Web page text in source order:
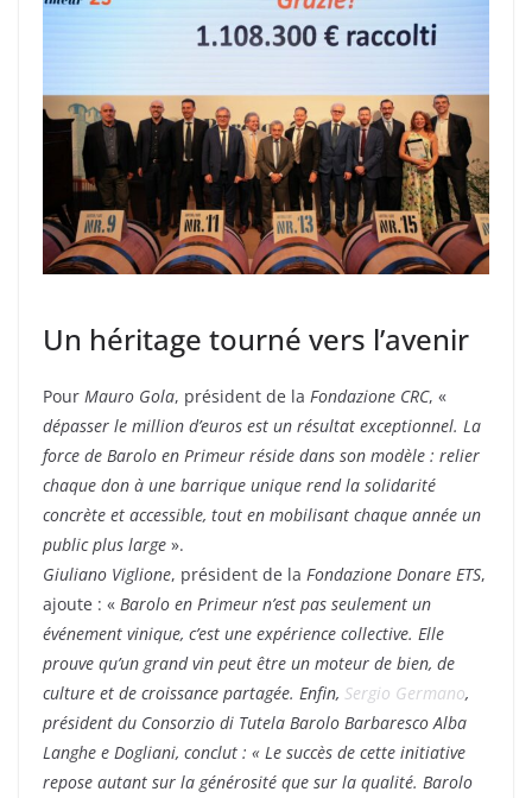
Un héritage tourné vers l’avenir
Pour Mauro Gola, président de la Fondazione CRC, «
dépasser le million d’euros est un résultat exceptionnel. La
force de Barolo en Primeur réside dans son modèle : relier
chaque don à une barrique unique rend la solidarité
concrète et accessible, tout en mobilisant chaque année un
public plus large ».
Giuliano Viglione, président de la Fondazione Donare ETS,
ajoute : « Barolo en Primeur n’est pas seulement un
événement vinique, c’est une expérience collective. Elle
prouve qu’un grand vin peut être un moteur de bien, de
culture et de croissance partagée. Enfin, Sergio Germano,
président du Consorzio di Tutela Barolo Barbaresco Alba
Langhe e Dogliani, conclut : « Le succès de cette initiative
repose autant sur la générosité que sur la qualité. Barolo